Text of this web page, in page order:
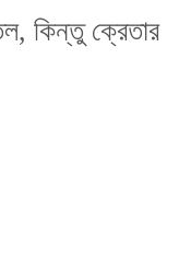
কিন্তু ক্রেতার